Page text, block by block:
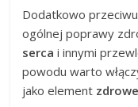
Dodatkowo
ogólnej poprawy
serca i innymi
powodu warto
jako element